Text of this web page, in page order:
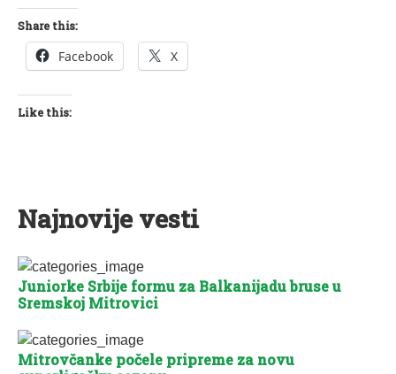
Share this:
Facebook X
Like this:
Najnovije vesti
Juniorke Srbije formu za Balkanijadu bruse u
Sremskoj Mitrovici
Mitrovčanke počele pripreme za novu